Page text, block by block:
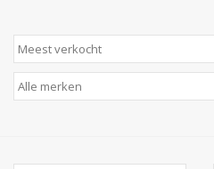
Specialiteiten
Natuurlijke Kruiden
Apotheek